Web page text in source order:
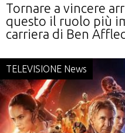
Tornare a vincere
questo il ruolo più
carriera di Ben
TELEVISIONE News